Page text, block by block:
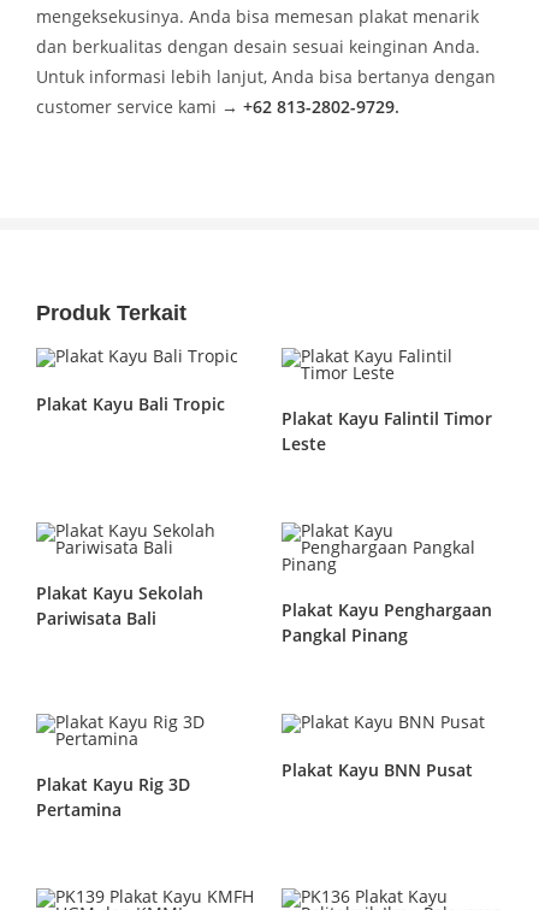
mengeksekusinya. Anda bisa memesan plakat menarik
dan berkualitas dengan desain sesuai keinginan Anda.
Untuk informasi lebih lanjut, Anda bisa bertanya dengan
customer service kami → +62 813-2802-9729.
Produk Terkait
Plakat Kayu Bali Tropic
Plakat Kayu Falintil Timor
Leste
Plakat Kayu Sekolah
Pariwisata Bali
Plakat Kayu Penghargaan
Pangkal Pinang
Plakat Kayu Rig 3D
Pertamina
Plakat Kayu BNN Pusat